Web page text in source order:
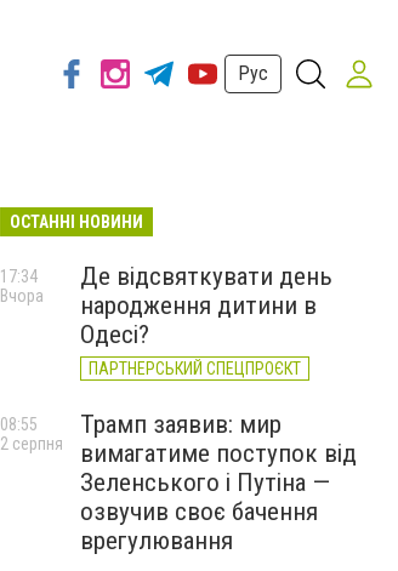
Рус
ОСТАННІ НОВИНИ
Де відсвяткувати день
народження дитини в
Одесі?
ПАРТНЕРСЬКИЙ СПЕЦПРОЄКТ
17:34
Вчора
Трамп заявив: мир
вимагатиме поступок від
Зеленського і Путіна —
озвучив своє бачення
врегулювання
08:55
2 серпня